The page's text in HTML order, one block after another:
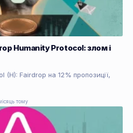
Humanity Protocol: злом і
(H): Fairdrop на 12% пропозиції,
тому